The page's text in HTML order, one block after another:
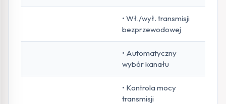
• Wł./wył. transmisji
bezprzewodowej
• Automatyczny
wybór kanału
• Kontrola mocy
transmisji